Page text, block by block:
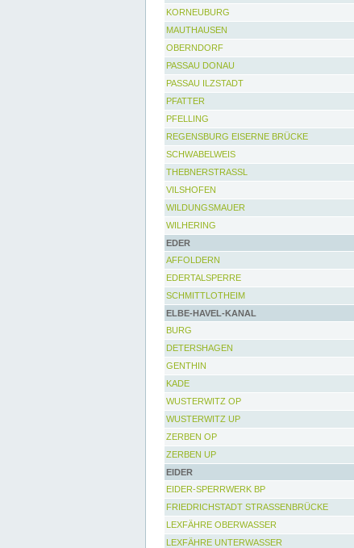
KORNEUBURG
MAUTHAUSEN
OBERNDORF
PASSAU DONAU
PASSAU ILZSTADT
PFATTER
PFELLING
REGENSBURG EISERNE BRÜCKE
SCHWABELWEIS
THEBNERSTRASSL
VILSHOFEN
WILDUNGSMAUER
WILHERING
EDER
AFFOLDERN
EDERTALSPERRE
SCHMITTLOTHEIM
ELBE-HAVEL-KANAL
BURG
DETERSHAGEN
GENTHIN
KADE
WUSTERWITZ OP
WUSTERWITZ UP
ZERBEN OP
ZERBEN UP
EIDER
EIDER-SPERRWERK BP
FRIEDRICHSTADT STRASSENBRÜCKE
LEXFÄHRE OBERWASSER
LEXFÄHRE UNTERWASSER